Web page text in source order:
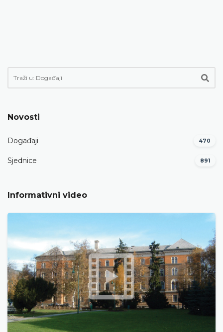
Novosti
Događaji 470
Sjednice 891
Informativni video